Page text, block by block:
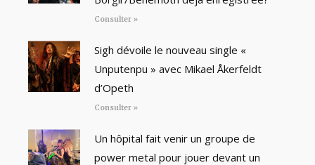
Consulter »
Sigh dévoile le nouveau single «
Unputenpu » avec Mikael Åkerfeldt
d’Opeth
Consulter »
Un hôpital fait venir un groupe de
power metal pour jouer devant un